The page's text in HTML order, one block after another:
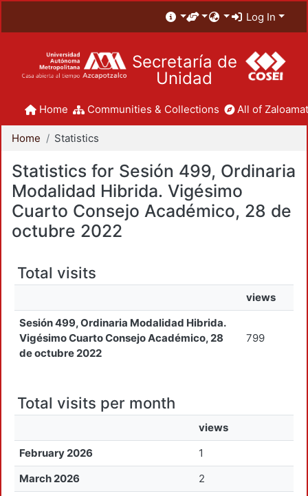
Log In
Secretaría de
Unidad
Home Communities & Collections All of
Home Statistics
Statistics for Sesión 499, Ordinaria
Modalidad Hibrida. Vigésimo
Cuarto Consejo Académico, 28 de
octubre 2022
Total visits
views
Sesión 499, Ordinaria Modalidad Hibrida.
Vigésimo Cuarto Consejo Académico, 28
de octubre 2022
799
Total visits per month
views
February 2026
1
March 2026
2